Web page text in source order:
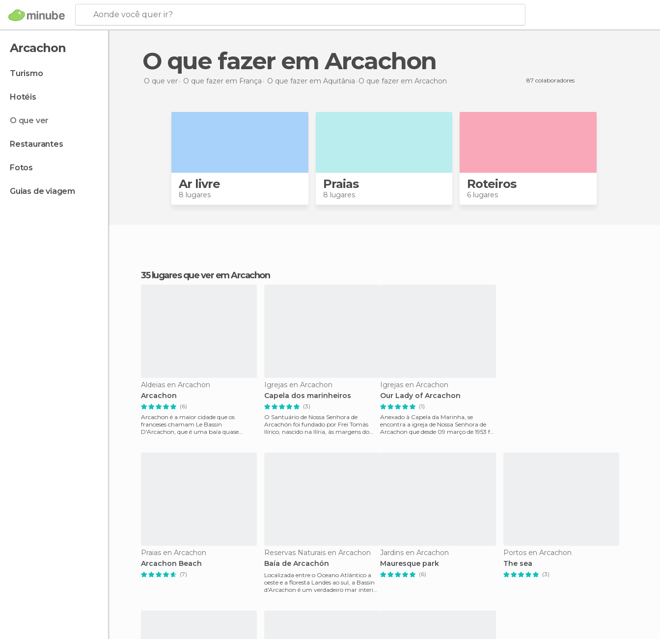
Aonde você quer ir?
Arcachon
turismo
hotéis
o que ver
restaurantes
fotos
guias de viagem
O que fazer em Arcachon
O que ver O que fazer em França O que fazer em Aquitânia O que fazer em Arcachon 87 colaboradores
Ar livre
8 lugares
Praias
8 lugares
Roteiros
6 lugares
35 lugares que ver em Arcachon
Aldeias en Arcachon
Arcachon
(6)
Arcachon é a maior cidade que os
franceses chamam Le Bassin
D'Arcachon, que é uma baía quase
Igrejas en Arcachon
Capela dos marinheiros
(3)
O Santuário de Nossa Senhora de
Arcachón foi fundado por Frei Tomás
Ilírico, nascido na Ilíria, às margens do
Igrejas en Arcachon
Our Lady of Arcachon
(1)
Anexado à Capela da Marinha, se
encontra a igreja de Nossa Senhora de
Arcachon que desde 09 março de 1953 foi
Praias en Arcachon
Arcachon Beach
(7)
Reservas Naturais en Arcachon
Baía de Arcachón
Localizada entre o Oceano Atlântico a
oeste e a floresta Landes ao sul, a Bassin
d'Arcachon é um verdadeiro mar interior
Jardins en Arcachon
Mauresque park
(6)
Portos en Arcachon
The sea
(3)